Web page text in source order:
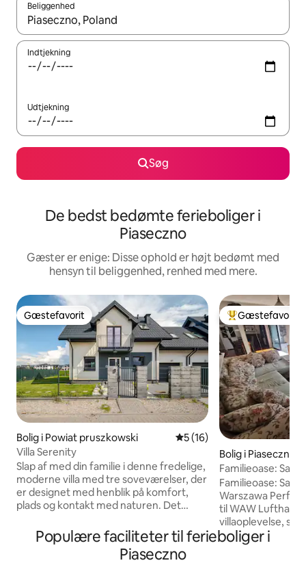
Beliggenhed
Når resultaterne er tilgængelige, skal du navigere med
Indtjekning
Udtjekning
Søg
De bedst bedømte ferieboliger i
Piaseczno
Gæster er enige: Disse ophold er højt bedømt med
hensyn til beliggenhed, renhed med mere.
Gæstefavorit
Gæstefavorit
Bolig i Powiat pruszkowski 5 ud af 5 i gennemsnitlig
5 (16)
Villa Serenity
Slap af med din familie i denne fredelige,
moderne villa med tre soveværelser, der
er designet med henblik på komfort,
plads og kontakt med naturen. Det
alligevel omgivet af ro, og det giver den
perfekte balance mellem
bekvemmelighed og afslapning. Nyd en
Bedste
Gæstefavorit
Bolig i Piaseczno
Familieoase:
Warszawa
Familieoase:
Warszawa Perfekt til familier og adgang
til WAW Lufthavn
villaoplevelse,
centrum! ✅ ADGANG TIL WARSZAWA:
30 minutter til
Populære faciliteter til ferieboliger i
Piaseczno